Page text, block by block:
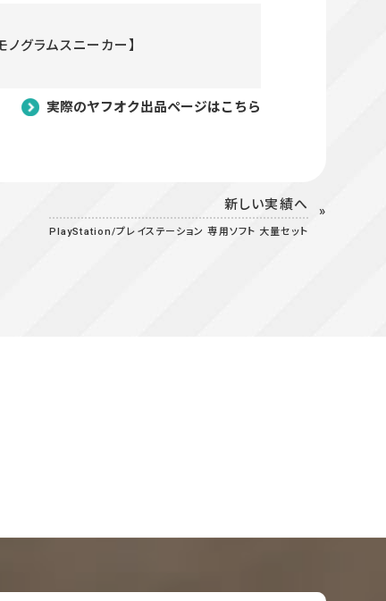
グラムスニーカー】
実際のヤフオク出品ページはこちら
新しい実績へ
PlayStation/プレイステーション 専用ソフト 大量セット